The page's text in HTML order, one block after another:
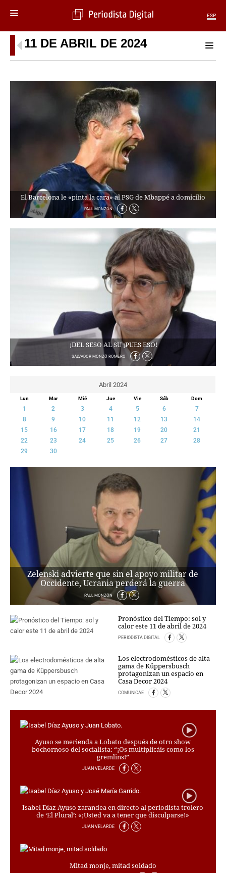
ESP
MENÚ
SECCIONES
CULTURA
TELEVISIÓN
GENTE
MAGAZINE
CRIMEN Y CASTIGO
SALUD
ESCAPARATE
LA RETAGUARDIA
LA BURBUJA
LO ÚLTIMO
VÍDEOS
TEMAS
ORGANISMOS
LUGARES
OFERTAS
CLUB PD
ENLACES
MEDIOS
MÁS SERVICIOS
EDICIONES
AMÉRICA
11 DE ABRIL DE 2024
El Barcelona le «pinta la cara» al PSG de Mbappé a domicilio
PAUL MONZÓN
¡DEL SESO AL SU ¡PUES ESO!
SALVADOR MONZÓ ROMERO
Abril 2024
Lun Mar Mié Jue Vie Sáb Dom
1 2 3 4 5 6
7
8
9 10 11 12 13
14
15
16 17 18 19 20
21
22
23 24 25 26 27
28
29
30
Ayuso se merienda a Lobato después de otro show
bochornoso del socialista: “¡Os multiplicáis como los
gremlins!”
JUAN VELARDE
Isabel Díaz Ayuso zarandea en directo al periodista trolero
de ‘El Plural’: «¡Usted va a tener que disculparse!»
JUAN VELARDE
Mitad monje, mitad soldado
Zelenski advierte que sin el apoyo militar de
Occidente, Ucrania perderá la guerra
PAUL MONZÓN
Pronóstico del Tiempo: sol y
calor este 11 de abril de 2024
PERIODISTA DIGITAL
Los electrodomésticos de alta
gama de Küppersbusch
protagonizan un espacio en
Casa Decor 2024
COMUNICAE